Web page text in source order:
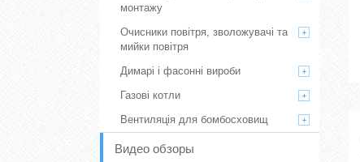
монтажу
Очисники повітря, зволожувачі та
мийки повітря
Димарі і фасонні вироби
Газові котли
Вентиляція для бомбосховищ
Видео обзоры